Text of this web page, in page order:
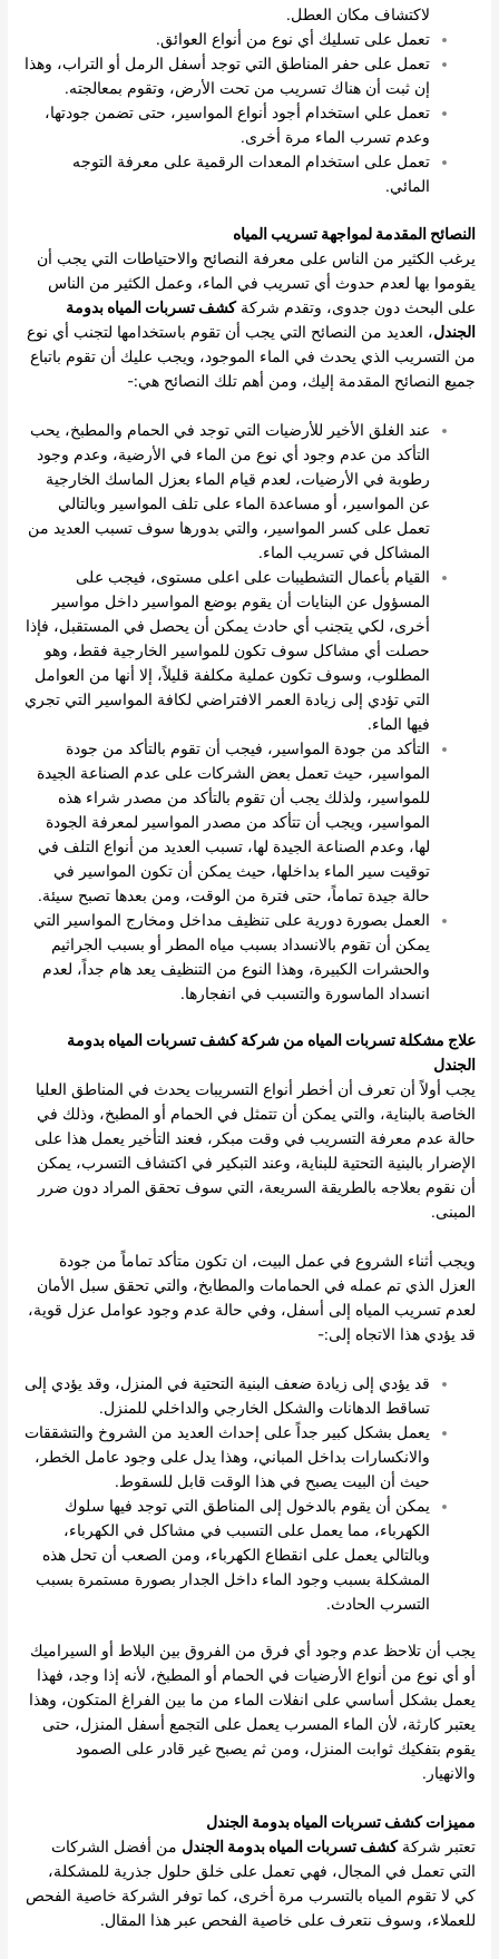
لاكتشاف مكان العطل.
تعمل على تسليك أي نوع من أنواع العوائق.
تعمل على حفر المناطق التي توجد أسفل الرمل أو التراب، وهذا
إن ثبت أن هناك تسريب من تحت الأرض، وتقوم بمعالجته.
تعمل علي استخدام أجود أنواع المواسير، حتى تضمن جودتها،
وعدم تسرب الماء مرة أخرى.
تعمل على استخدام المعدات الرقمية على معرفة التوجه
المائي.
النصائح المقدمة لمواجهة تسريب المياه
يرغب الكثير من الناس على معرفة النصائح والاحتياطات التي يجب أن
يقوموا بها لعدم حدوث أي تسريب في الماء، وعمل الكثير من الناس
على البحث دون جدوى، وتقدم شركةكشف تسربات المياه بدومة
الجندل، العديد من النصائح التي يجب أن تقوم باستخدامها لتجنب أي نوع
من التسريب الذي يحدث في الماء الموجود، ويجب عليك أن تقوم باتباع
جميع النصائح المقدمة إليك، ومن أهم تلك النصائح هي:-
عند الغلق الأخير للأرضيات التي توجد في الحمام والمطبخ، يحب
التأكد من عدم وجود أي نوع من الماء في الأرضية، وعدم وجود
رطوبة في الأرضيات، لعدم قيام الماء بعزل الماسك الخارجية
عن المواسير، أو مساعدة الماء على تلف المواسير وبالتالي
تعمل على كسر المواسير، والتي بدورها سوف تسبب العديد من
المشاكل في تسريب الماء.
القيام بأعمال التشطيبات على اعلى مستوى، فيجب على
المسؤول عن البنايات أن يقوم بوضع المواسير داخل مواسير
أخرى، لكي يتجنب أي حادث يمكن أن يحصل في المستقبل، فإذا
حصلت أي مشاكل سوف تكون للمواسير الخارجية فقط، وهو
المطلوب، وسوف تكون عملية مكلفة قليلاً، إلا أنها من العوامل
التي تؤدي إلى زيادة العمر الافتراضي لكافة المواسير التي تجري
فيها الماء.
التأكد من جودة المواسير، فيجب أن تقوم بالتأكد من جودة
المواسير، حيث تعمل بعض الشركات على عدم الصناعة الجيدة
للمواسير، ولذلك يجب أن تقوم بالتأكد من مصدر شراء هذه
المواسير، ويجب أن تتأكد من مصدر المواسير لمعرفة الجودة
لها، وعدم الصناعة الجيدة لها، تسبب العديد من أنواع التلف في
توقيت سير الماء بداخلها، حيث يمكن أن تكون المواسير في
حالة جيدة تماماً، حتى فترة من الوقت، ومن بعدها تصبح سيئة.
العمل بصورة دورية على تنظيف مداخل ومخارج المواسير التي
يمكن أن تقوم بالانسداد بسبب مياه المطر أو بسبب الجراثيم
والحشرات الكبيرة، وهذا النوع من التنظيف يعد هام جداً، لعدم
انسداد الماسورة والتسبب في انفجارها.
علاج مشكلة تسربات المياه من شركة كشف تسربات المياه بدومة
الجندل
يجب أولاً أن تعرف أن أخطر أنواع التسريبات يحدث في المناطق العليا
الخاصة بالبناية، والتي يمكن أن تتمثل في الحمام أو المطبخ، وذلك في
حالة عدم معرفة التسريب في وقت مبكر، فعند التأخير يعمل هذا على
الإضرار بالبنية التحتية للبناية، وعند التبكير في اكتشاف التسرب، يمكن
أن نقوم بعلاجه بالطريقة السريعة، التي سوف تحقق المراد دون ضرر
المبنى.
ويجب أثناء الشروع في عمل البيت، ان تكون متأكد تماماً من جودة
العزل الذي تم عمله في الحمامات والمطابخ، والتي تحقق سبل الأمان
لعدم تسريب المياه إلى أسفل، وفي حالة عدم وجود عوامل عزل قوية،
قد يؤدي هذا الاتجاه إلى:-
قد يؤدي إلى زيادة ضعف البنية التحتية في المنزل، وقد يؤدي إلى
تساقط الدهانات والشكل الخارجي والداخلي للمنزل.
يعمل بشكل كبير جداً على إحداث العديد من الشروخ والتشققات
والانكسارات بداخل المباني، وهذا يدل على وجود عامل الخطر،
حيث أن البيت يصبح في هذا الوقت قابل للسقوط.
يمكن أن يقوم بالدخول إلى المناطق التي توجد فيها سلوك
الكهرباء، مما يعمل على التسبب في مشاكل في الكهرباء،
وبالتالي يعمل على انقطاع الكهرباء، ومن الصعب أن تحل هذه
المشكلة بسبب وجود الماء داخل الجدار بصورة مستمرة بسبب
التسرب الحادث.
يجب أن تلاحظ عدم وجود أي فرق من الفروق بين البلاط أو السيراميك
أو أي نوع من أنواع الأرضيات في الحمام أو المطبخ، لأنه إذا وجد، فهذا
يعمل بشكل أساسي على انفلات الماء من ما بين الفراغ المتكون، وهذا
يعتبر كارثة، لأن الماء المسرب يعمل على التجمع أسفل المنزل، حتى
يقوم بتفكيك ثوابت المنزل، ومن ثم يصبح غير قادر على الصمود
والانهيار.
مميزات كشف تسربات المياه بدومة الجندل
تعتبر شركةكشف تسربات المياه بدومة الجندل من أفضل الشركات
التي تعمل في المجال، فهي تعمل على خلق حلول جذرية للمشكلة،
كي لا تقوم المياه بالتسرب مرة أخرى، كما توفر الشركة خاصية الفحص
للعملاء، وسوف نتعرف على خاصية الفحص عبر هذا المقال.